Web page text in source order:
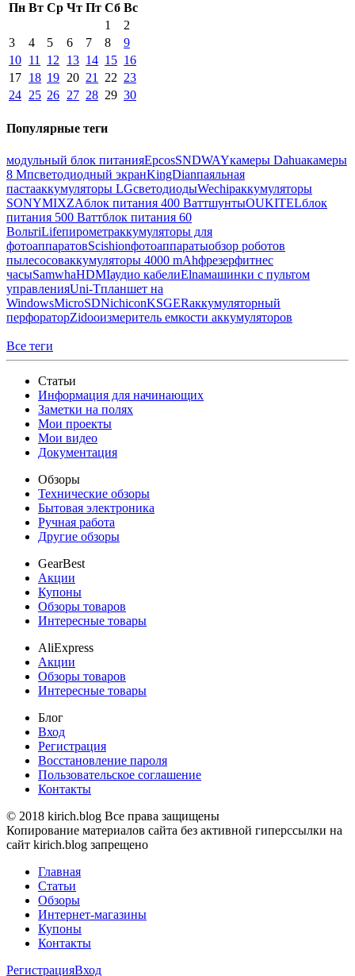
Пн Вт Ср Чт Пт Сб Вс
1
2
3
4 5 6 7 8
9
10 11 12 13 14 15 16
17 18 19 20 21 22 23
24 25 26 27 28 29 30
Популярные теги
модульный блок питанияEpcosSNDWAYкамеры Dahuaкамеры
8 Мпсветодиодный экранKingDianпаяльная
пастааккумуляторы LGсветодиодыWechipаккумуляторы
SONYMIXZAблок питания 400 ВаттшунтыOUKITELблок
питания 500 Ваттблок питания 60
ВольтiLifeпирометраккумуляторы для
фотоаппаратовScishionфотоаппаратыобзор роботов
пылесосоваккумуляторы 4000 mAhфрезерфитнес
часыSamwhaHDMIаудио кабелиElnaмашинки с пультом
управленияUni-Tпланшет на
WindowsMicroSDNichiconKSGERаккумуляторный
перфораторZidooизмеритель емкости аккумуляторов
Все теги
Статьи
Информация для начинающих
Заметки на полях
Мои проекты
Мои видео
Документация
Обзоры
Технические обзоры
Бытовая электроника
Ручная работа
Другие обзоры
GearBest
Акции
Купоны
Обзоры товаров
Интересные товары
AliExpress
Акции
Обзоры товаров
Интересные товары
Блог
Вход
Регистрация
Восстановление пароля
Пользовательское соглашение
Контакты
© 2018 kirich.blog Все права защищены
Копирование материалов сайта без активной гиперссылки на
сайт kirich.blog запрещено
Главная
Статьи
Обзоры
Интернет-магазины
Купоны
Контакты
РегистрацияВход